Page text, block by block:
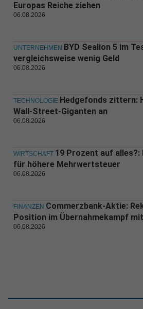
Europas Reiche ziehen
06.08.2026
UNTERNEHMEN BYD Sealion 5 im
vergleichsweise wenig Geld
06.08.2026
TECHNOLOGIE Hedgefonds zittern:
Wall-Street-Giganten an
06.08.2026
WIRTSCHAFT 19 Prozent auf
für höhere Mehrwertsteuer
06.08.2026
FINANZEN Commerzbank-Aktie:
Position im Übernahmekampf
06.08.2026